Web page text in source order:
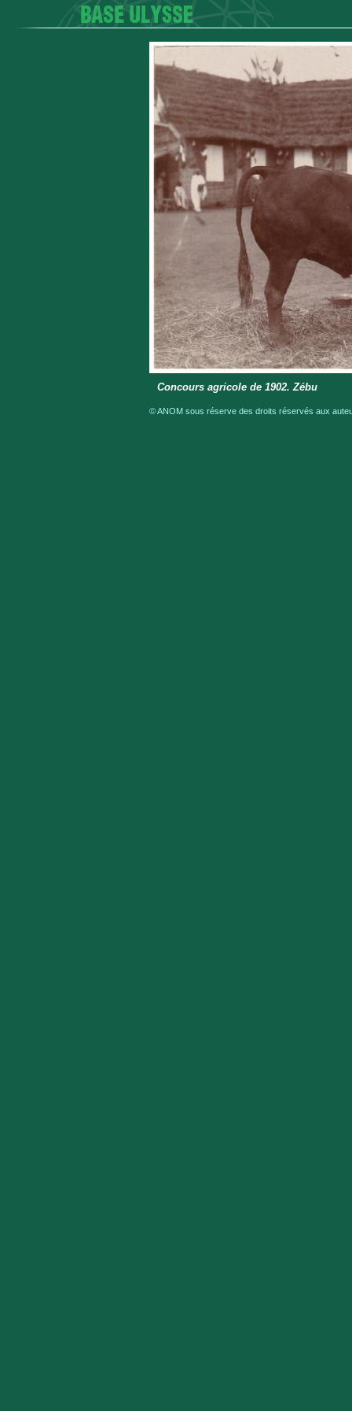
Concours agricole de 1902. Zébu
© ANOM sous réserve des droits réservés aux